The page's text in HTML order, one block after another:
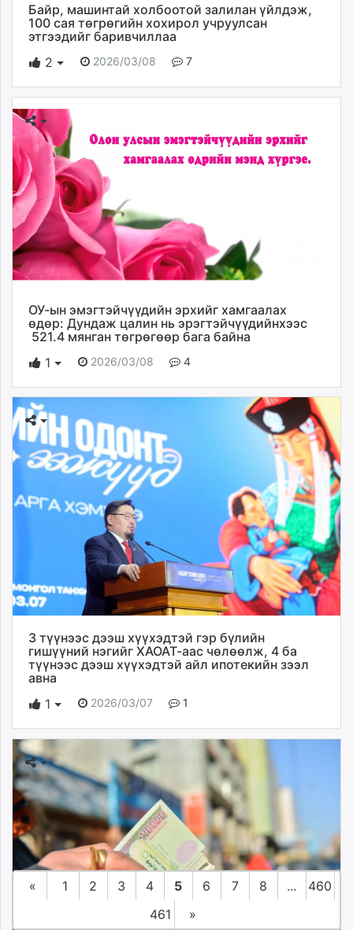
Байр, машинтай холбоотой залилан үйлдэж,
100 сая төгрөгийн хохирол учруулсан
этгээдийг баривчиллаа
2
2026/03/08 7
ОУ-ын эмэгтэйчүүдийн эрхийг хамгаалах
өдөр: Дундаж цалин нь эрэгтэйчүүдийнхээс
521.4 мянган төгрөгөөр бага байна
1
2026/03/08 4
3 түүнээс дээш хүүхэдтэй гэр бүлийн
гишүүний нэгийг ХАОАТ-аас чөлөөлж, 4 ба
түүнээс дээш хүүхэдтэй айл ипотекийн зээл
авна
1
2026/03/07 1
« 1 2 3 4 5 6 7 8 ...
460
461
»